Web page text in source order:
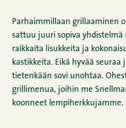
Parhaimmillaan grillaaminen
sattuu juuri sopiva yhdistelmä
raikkaita lisukkeita ja
kastikkeita. Eikä hyvää
tietenkään sovi unohtaa.
grillimenua, joihin me
koonneet lempiherkkujamme.